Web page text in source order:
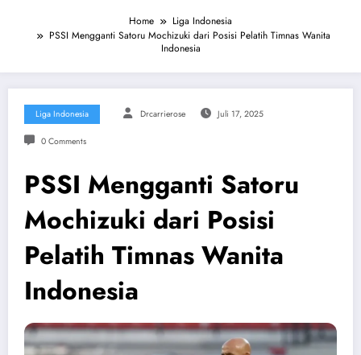
Home
Liga Indonesia
PSSI Mengganti Satoru Mochizuki dari Posisi Pelatih Timnas Wanita
Indonesia
Liga Indonesia Drcarrierose Juli 17, 2025
0 Comments
PSSI Mengganti Satoru
Mochizuki dari Posisi
Pelatih Timnas Wanita
Indonesia